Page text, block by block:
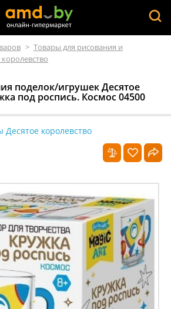
> Товары для рисования и
поделок/игрушек Десятое
под роспись. Космос 04500
Десятое королевство